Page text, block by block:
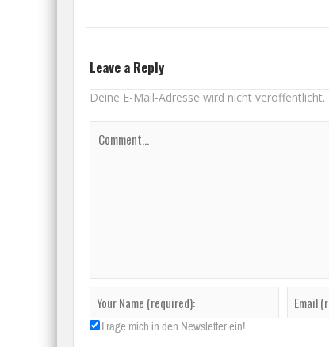
Leave a Reply
Deine E-Mail-Adresse wird nicht veröffentlicht.
Trage mich in den Newsletter ein!